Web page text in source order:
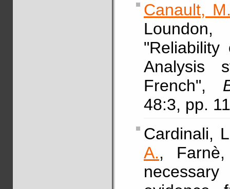
Canault,
Analysis
French",
48:3, pp.
Cardinali,
A.,